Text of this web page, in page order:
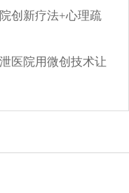
创新疗法+心理疏
医院用微创技术让